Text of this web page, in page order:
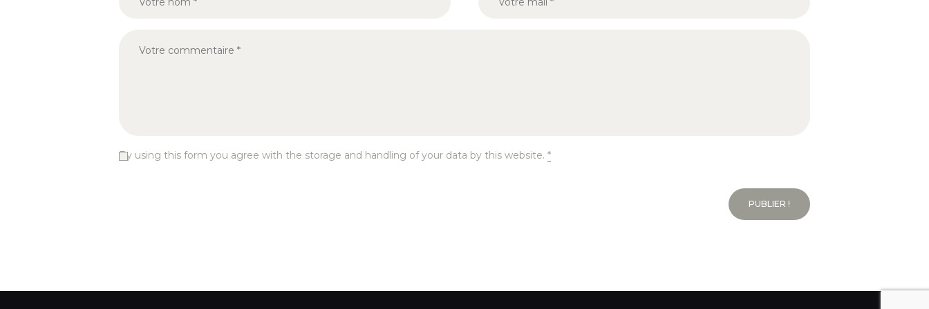
By using this form you agree with the storage and handling of your data by this website. *